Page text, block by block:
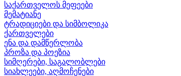
საქართველოს მეფეები
მემატიანე
ტრადიციები და სიმბოლიკა
ქართველები
ენა და დამწერლობა
პროზა და პოეზია
სიმღერები, საგალობლები
სიახლეები, აღმოჩენები